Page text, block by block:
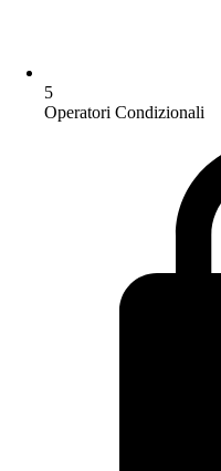
5
Operatori Condizionali